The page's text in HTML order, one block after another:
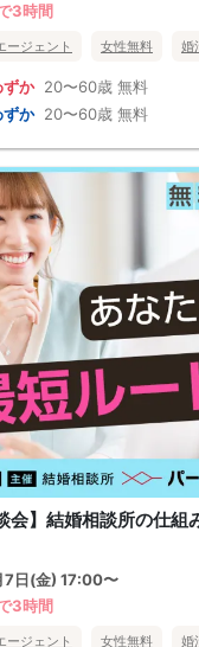
3時間
ージェント 女性無料 婚
ずか 20〜60歳 無料
ずか 20〜60歳 無料
会】結婚相談所の仕組
7日(金) 17:00〜
3時間
ージェント 女性無料 婚